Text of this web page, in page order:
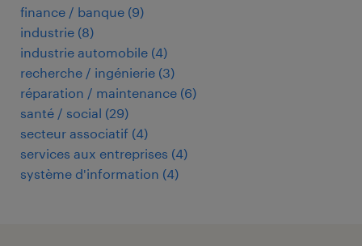
finance / banque (9)
industrie (8)
industrie automobile (4)
recherche / ingénierie (3)
réparation / maintenance (6)
santé / social (29)
secteur associatif (4)
services aux entreprises (4)
système d'information (4)